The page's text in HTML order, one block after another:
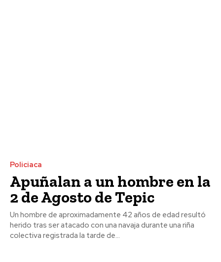
Policiaca
Apuñalan a un hombre en la
2 de Agosto de Tepic
Un hombre de aproximadamente 42 años de edad resultó
herido tras ser atacado con una navaja durante una riña
colectiva registrada la tarde de...